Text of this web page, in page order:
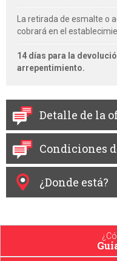
La retirada de esmalte o
cobrará en el
14 días para la
arrepentimiento.
Detalle de la
Condiciones
¿Donde está?